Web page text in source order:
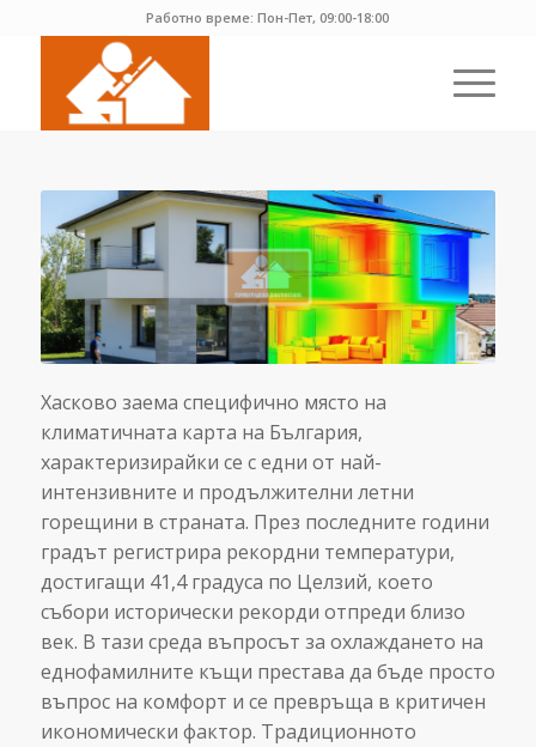
Работно време: Пон-Пет, 09:00-18:00
Хасково заема специфично място на
климатичната карта на България,
характеризирайки се с едни от най-
интензивните и продължителни летни
горещини в страната. През последните години
градът регистрира рекордни температури,
достигащи 41,4 градуса по Целзий, което
събори исторически рекорди отпреди близо
век. В тази среда въпросът за охлаждането на
еднофамилните къщи престава да бъде просто
въпрос на комфорт и се превръща в критичен
икономически фактор. Традиционното